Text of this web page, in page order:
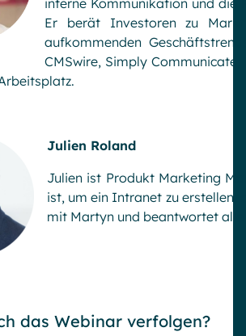
interne Kommunikation und die
Er berät Investoren zu
aufkommenden
CMSwire, Simply
Julien Roland
Julien ist Produkt Marketing
ist, um ein Intranet zu erstellen,
mit Martyn und beantwortet
das Webinar verfolgen?